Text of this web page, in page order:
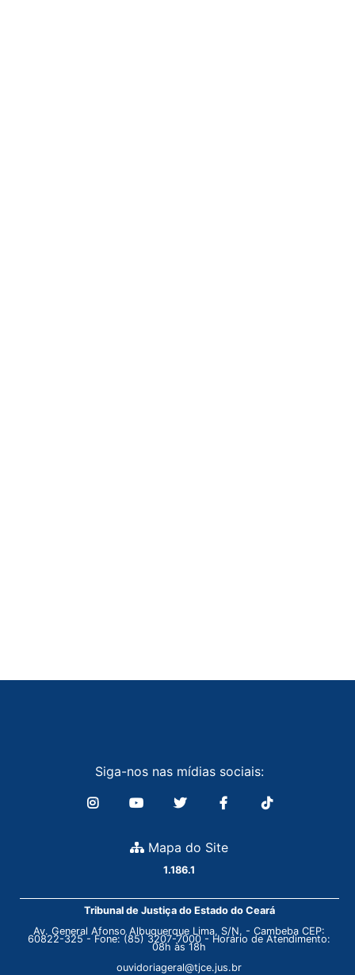
Siga-nos nas mídias sociais:
Mapa do Site
1.186.1
Tribunal de Justiça do Estado do Ceará
Av. General Afonso Albuquerque Lima, S/N. - Cambeba CEP:
60822-325 - Fone: (85) 3207-7000 - Horário de Atendimento:
08h às 18h
ouvidoriageral@tjce.jus.br